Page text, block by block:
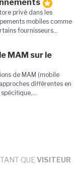
privé dans les
mobiles comme
fournisseurs...
MAM sur le
de MAM (mobile
différentes en
QUE VISITEUR